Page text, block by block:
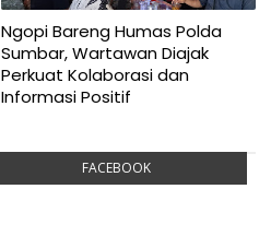
Ngopi Bareng Humas Polda
Sumbar, Wartawan Diajak
Perkuat Kolaborasi dan
Informasi Positif
FACEBOOK